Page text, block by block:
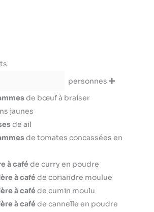
personnes
de bœuf à braiser
jaunes
de ail
de tomates concassées en
à caféde curry en poudre
à caféde coriandre moulue
à caféde cumin moulu
à caféde cannelle en poudre